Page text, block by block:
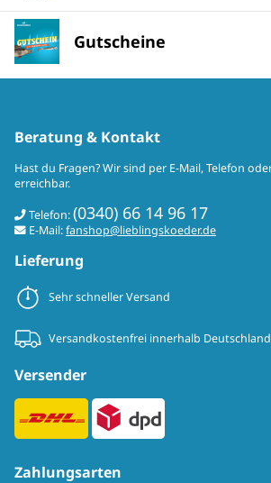
Gutscheine
Beratung & Kontakt
Hast du Fragen? Wir sind per E-Mail, Telefon
erreichbar.
Telefon:(0340) 66 14 96 17
E-Mail:fanshop@lieblingskoeder.de
Lieferung
Sehr schneller Versand
Versandkostenfrei innerhalb
Versender
Zahlungsarten